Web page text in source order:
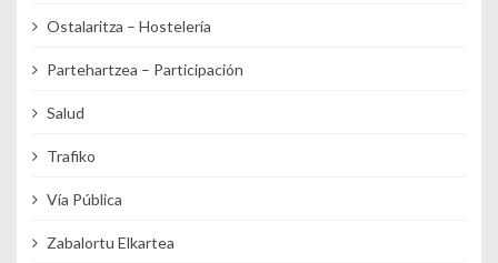
Ostalaritza – Hostelería
Partehartzea – Participación
Salud
Trafiko
Vía Pública
Zabalortu Elkartea